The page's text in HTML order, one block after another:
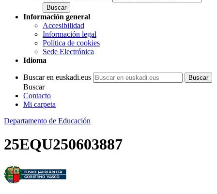
Información general
Accesibilidad
Información legal
Política de cookies
Sede Electrónica
Idioma
Buscar en euskadi.eus
Buscar
Contacto
Mi carpeta
Departamento de Educación
25EQU250603887